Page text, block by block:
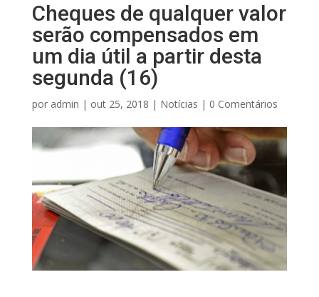
Cheques de qualquer valor
serão compensados em
um dia útil a partir desta
segunda (16)
por admin | out 25, 2018 | Notícias | 0 Comentários